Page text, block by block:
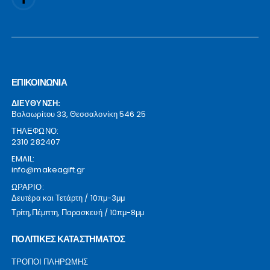
ΕΠΙΚΟΙΝΩΝΙΑ
ΔΙΕΥΘΥΝΣΗ:
Βαλαωρίτου 33, Θεσσαλονίκη 546 25
ΤΗΛΕΦΩΝΟ:
2310 282407
EMAIL:
info@makeagift.gr
ΩΡΑΡΙΟ:
Δευτέρα και Τετάρτη / 10πμ-3μμ
Τρίτη,Πέμπτη, Παρασκευή / 10πμ-8μμ
ΠΟΛΙΤΙΚΕΣ ΚΑΤΑΣΤΗΜΑΤΟΣ
ΤΡΟΠΟΙ ΠΛΗΡΩΜΗΣ